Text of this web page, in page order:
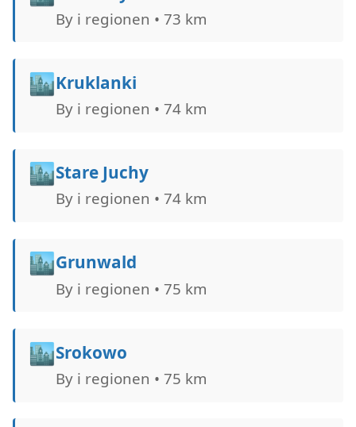
By i regionen • 73 km
🏙️Kruklanki
By i regionen • 74 km
🏙️Stare Juchy
By i regionen • 74 km
🏙️Grunwald
By i regionen • 75 km
🏙️Srokowo
By i regionen • 75 km